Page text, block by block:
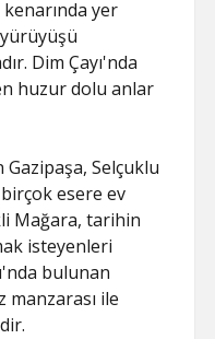
kenarında yer
Dim Çayı'nda
huzur dolu anlar
Selçuklu
esere ev
Mağara, tarihin
isteyenleri
bulunan
manzarası ile